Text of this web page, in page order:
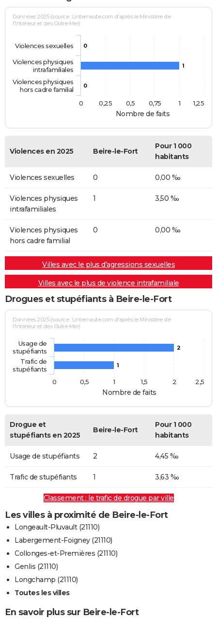
Nombre de faits
Données 2025 (source : Linternaute.com d'après le Ministère de
l'Intérieur et des Outre-Mer)
0
1
0
Violences sexuelles
Violences physiques
intrafamiliales
Violences physiques
hors cadre familial
0
1
0,25 0,5 0,75 1,25
Violences en 2025 Beire-le-Fort
Pour 1 000
habitants
Violences sexuelles 0 0,00 ‰
Violences physiques
intrafamiliales
1 3,50 ‰
Violences physiques
hors cadre familial
0 0,00 ‰
Villes avec le plus d'agressions sexuelles
Villes avec le plus de violence intrafamiliale
Drogues et stupéfiants à Beire-le-Fort
Nombre de faits
Données 2025 (source : Linternaute.com d'après le Ministère de
l'Intérieur et des Outre-Mer)
2
1
Usage de
stupéfiants
Trafic de
stupéfiants
0
0,5 1 1,5 2 2,5
Drogue et
stupéfiants en 2025
Beire-le-Fort
Pour 1 000
habitants
Usage de stupéfiants 2 4,45 ‰
Trafic de stupéfiants 1 3,63 ‰
Classement : le trafic de drogue par ville
Les villes à proximité de Beire-le-Fort
Longeault-Pluvault (21110)
Labergement-Foigney (21110)
Collonges-et-Premières (21110)
Genlis (21110)
Longchamp (21110)
Toutes les villes
En savoir plus sur Beire-le-Fort